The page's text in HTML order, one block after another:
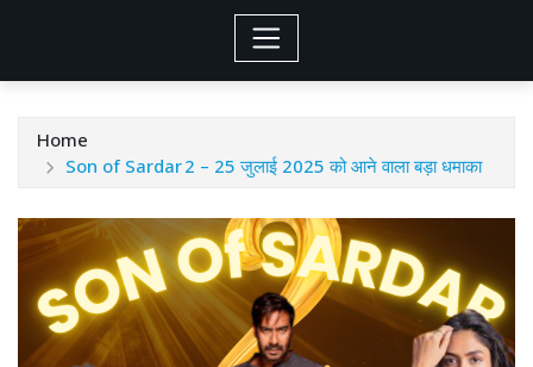
Home
Son of Sardar 2 – 25 जुलाई 2025 को आने वाला बड़ा धमाका